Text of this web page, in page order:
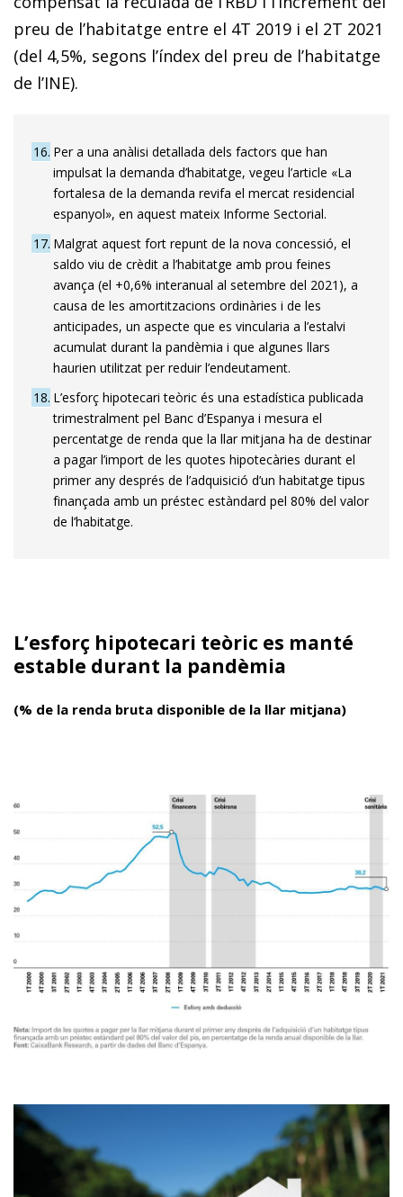
preu de l’habitatge entre el 4T 2019 i el 2T 2021
(del 4,5%, segons l’índex del preu de l’habitatge
de l’INE).
16 Per a una anàlisi detallada dels factors que han
impulsat la demanda d’habitatge, vegeu l’article «La
fortalesa de la demanda revifa el mercat residencial
espanyol», en aquest mateix Informe Sectorial.
17 Malgrat aquest fort repunt de la nova concessió, el
saldo viu de crèdit a l’habitatge amb prou feines
avança (el +0,6% interanual al setembre del 2021), a
causa de les amortitzacions ordinàries i de les
anticipades, un aspecte que es vincularia a l’estalvi
acumulat durant la pandèmia i que algunes llars
haurien utilitzat per reduir l’endeutament.
18 L’esforç hipotecari teòric és una estadística publicada
trimestralment pel Banc d’Espanya i mesura el
percentatge de renda que la llar mitjana ha de destinar
a pagar l’import de les quotes hipotecàries durant el
primer any després de l’adquisició d’un habitatge tipus
finançada amb un préstec estàndard pel 80% del valor
de l’habitatge.
L’esforç hipotecari teòric es manté
estable durant la pandèmia
(% de la renda bruta disponible de la llar mitjana)